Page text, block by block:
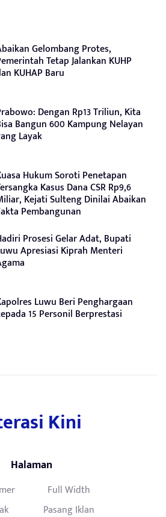
Gelombang Protes,
Tetap Jalankan KUHP
KUHAP Baru
Dengan Rp13 Triliun, Kita
Bangun 600 Kampung Nelayan
Layak
Hukum Soroti Penetapan
Kasus Dana CSR Rp9,6
Kejati Sulteng Dinilai Abaikan
Pembangunan
Prosesi Gelar Adat, Bupati
Apresiasi Kiprah Menteri
Luwu Beri Penghargaan
15 Personil Berprestasi
Kini
Halaman
Full Width
Pasang Iklan